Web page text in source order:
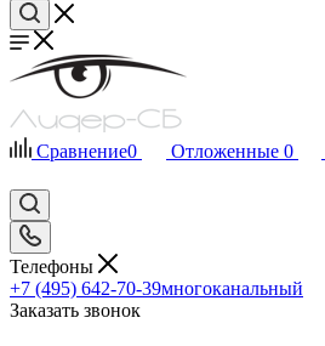
Сравнение0 Отложенные 0
Телефоны
+7 (495) 642-70-39многоканальный
Заказать звонок